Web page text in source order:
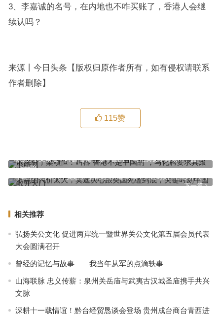
3、李嘉诚的名号，在内地也不咋买账了，香港人会继
续认吗？
来源丨今日头条【版权归原作者所有，如有侵权请联系
作者删除】
115赞
上一篇
港独分子梁颂恒：叫嚣“香港不是中国的”，马化腾要求其滚出中国
下一篇
下跪的代价太大，莫迪决心跟美国死磕到底，关键时刻中国敞开大门
相关推荐
弘扬关公文化 促进两岸统一暨世界关公文化第五届会员代表
大会圆满召开
曾经的记忆与故事——我当年从军的点滴轶事
山海联脉 忠义传薪：泉州关岳庙与武夷古汉城圣庙携手共兴
文脉
深耕十一载情谊！黔台经贸恳谈会登场 贵州成台商台青西进